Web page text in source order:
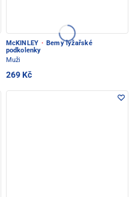
McKINLEY · Bemy lyžařské
podkolenky
Muži
269 Kč